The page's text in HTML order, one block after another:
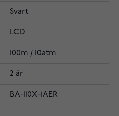
Svart
LCD
100m / 10atm
2 år
BA-110X-1AER